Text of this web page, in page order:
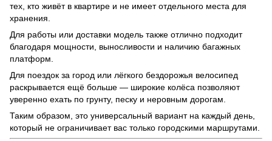
тех, кто живёт в квартире и не имеет отдельного места для
хранения.
Для работы или доставки модель также отлично подходит
благодаря мощности, выносливости и наличию багажных
платформ.
Для поездок за город или лёгкого бездорожья велосипед
раскрывается ещё больше — широкие колёса позволяют
уверенно ехать по грунту, песку и неровным дорогам.
Таким образом, это универсальный вариант на каждый день,
который не ограничивает вас только городскими маршрутами.